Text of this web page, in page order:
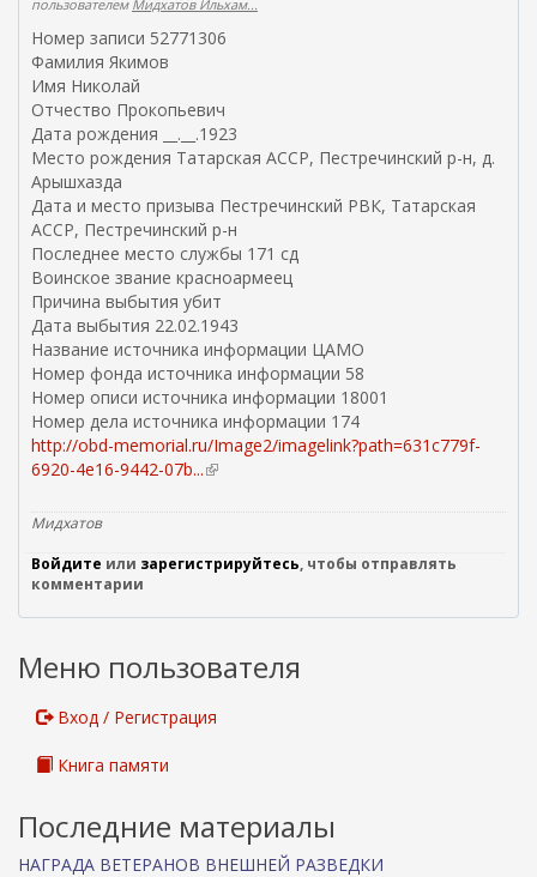
пользователем Мидхатов Ильхам...
Номер записи 52771306
Фамилия Якимов
Имя Николай
Отчество Прокопьевич
Дата рождения __.__.1923
Место рождения Татарская АССР, Пестречинский р-н, д.
Арышхазда
Дата и место призыва Пестречинский РВК, Татарская
АССР, Пестречинский р-н
Последнее место службы 171 сд
Воинское звание красноармеец
Причина выбытия убит
Дата выбытия 22.02.1943
Название источника информации ЦАМО
Номер фонда источника информации 58
Номер описи источника информации 18001
Номер дела источника информации 174
http://obd-memorial.ru/Image2/imagelink?path=631c779f-
6920-4e16-9442-07b...(
н
ш
я
с
с
ы
Мидхатов
Войдите или зарегистрируйтесь, чтобы отправлять
комментарии
Меню пользователя
Вход / Регистрация
Книга памяти
Последние материалы
НАГРАДА ВЕТЕРАНОВ ВНЕШНЕЙ РАЗВЕДКИ